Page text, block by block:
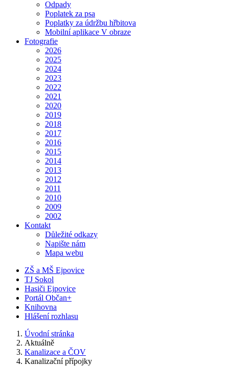
Odpady
Poplatek za psa
Poplatky za údržbu hřbitova
Mobilní aplikace V obraze
Fotografie
2026
2025
2024
2023
2022
2021
2020
2019
2018
2017
2016
2015
2014
2013
2012
2011
2010
2009
2002
Kontakt
Důležité odkazy
Napište nám
Mapa webu
ZŠ a MŠ Ejpovice
TJ Sokol
Hasiči Ejpovice
Portál Občan+
Knihovna
Hlášení rozhlasu
Úvodní stránka
Aktuálně
Kanalizace a ČOV
Kanalizační přípojky